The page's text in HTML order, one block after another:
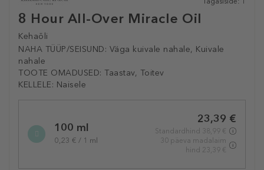
8 Hour All-Over Miracle Oil
Kehaõli
NAHA TÜÜP/SEISUND: Väga kuivale nahale, Kuivale
nahale
TOOTE OMADUSED: Taastav, Toitev
KELLELE: Naisele
variation100 ml
0,23 € / 1 ml
23,39 €
Standardhind 38,99 €
30 päeva madalaim
hind 23,39 €